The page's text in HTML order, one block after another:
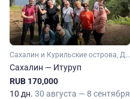
Сахалин и Курильские острова, Дальний Восток
Сахалин — Итуруп
RUB 170,000
10 дн. 30 августа — 8 сентября